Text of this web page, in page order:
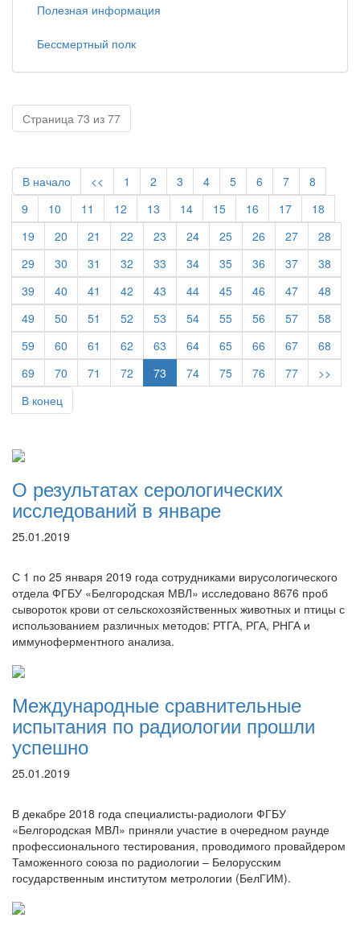
Полезная информация
Бессмертный полк
Страница 73 из 77
В начало << 1 2 3 4 5 6 7
8
9
10 11 12 13 14 15 16 17
18
19
20 21 22 23 24 25 26 27
28
29
30 31 32 33 34 35 36 37
38
39
40 41 42 43 44 45 46 47
48
49
50 51 52 53 54 55 56 57
58
59
60 61 62 63 64 65 66 67
68
69
70 71 72 73 74 75 76 77
>>
В конец
О результатах серологических
исследований в январе
25.01.2019
С 1 по 25 января 2019 года сотрудниками вирусологического
отдела ФГБУ «Белгородская МВЛ» исследовано 8676 проб
сывороток крови от сельскохозяйственных животных и птицы с
использованием различных методов: РТГА, РГА, РНГА и
иммуноферментного анализа.
Международные сравнительные
испытания по радиологии прошли
успешно
25.01.2019
В декабре 2018 года специалисты-радиологи ФГБУ
«Белгородская МВЛ» приняли участие в очередном раунде
профессионального тестирования, проводимого провайдером
Таможенного союза по радиологии – Белорусским
государственным институтом метрологии (БелГИМ).